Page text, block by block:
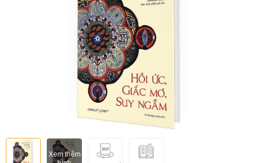
Xem thêm